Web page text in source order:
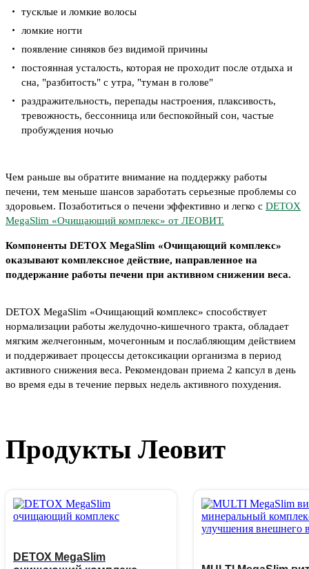
тусклые и ломкие волосы
ломкие ногти
появление синяков без видимой причины
постоянная усталость, которая не проходит после отдыха и
сна, "разбитость" с утра, "туман в голове"
раздражительность, перепады настроения, плаксивость,
тревожность, бессонница или беспокойный сон, частые
пробуждения ночью
Чем раньше вы обратите внимание на поддержку работы
печени, тем меньше шансов заработать серьезные проблемы со
здоровьем. Позаботиться о печени эффективно и легко с DETOX
MegaSlim «Очищающий комплекс» от ЛЕОВИТ.
Компоненты DETOX MegaSlim «Очищающий комплекс»
оказывают комплексное действие, направленное на
поддержание работы печени при активном снижении веса.
DETOX MegaSlim «Очищающий комплекс» способствует
нормализации работы желудочно-кишечного тракта, обладает
мягким желчегонным, мочегонным и послабляющим действием
и поддерживает процессы детоксикации организма в период
активного снижения веса. Рекомендован приема 2 капсул в день
во время еды в течение первых недель активного похудения.
Продукты Леовит
DETOX MegaSlim